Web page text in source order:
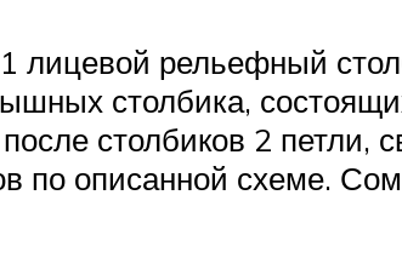
лицевой рельефный
столбика,
столбиков 2 петли,
по описанной схеме.